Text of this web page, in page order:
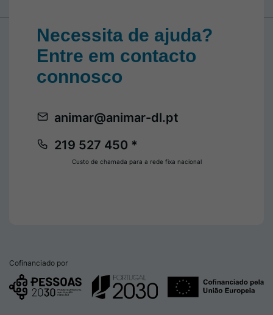
Necessita de ajuda?
Entre em contacto
connosco
219 527 450 *
animar@animar-dl.pt
Custo de chamada para a rede fixa nacional
Cofinanciado por